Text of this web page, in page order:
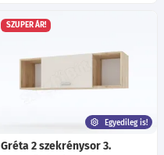
SZUPER ÁR!
Egyedileg is!
Gréta 2 szekrénysor 3.